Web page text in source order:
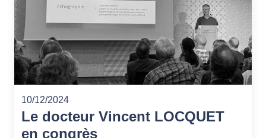
10/12/2024
Le docteur Vincent LOCQUET
en congrès